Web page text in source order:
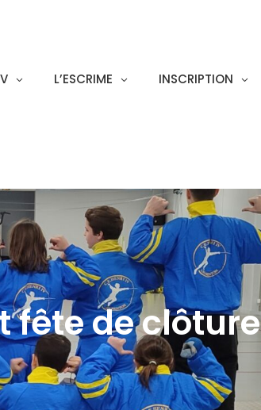
L’ESCRIME INSCRIPTION
fête de clôture